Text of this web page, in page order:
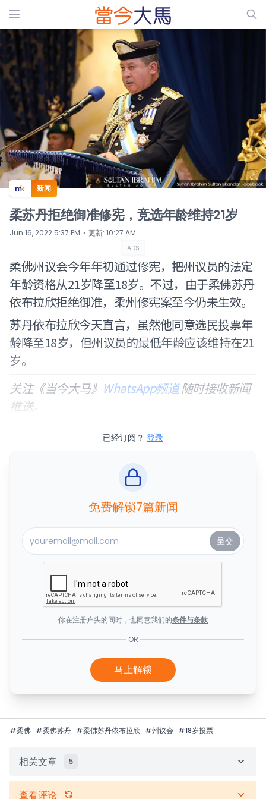
ADS
新闻
柔苏丹拒绝御准修宪，竞选年龄维持21岁
Jun 16, 2022 5:37 PM ⋅ 更新: 10:27 AM
ADS
柔佛州议会今年年初通过修宪，把州议员的法定
年龄资格从21岁降至18岁。不过，由于柔佛苏丹
依布拉欣拒绝御准，柔州修宪案至今仍未生效。
苏丹依布拉欣今天直言，虽然他同意选民投票年
龄降至18岁，但州议员的最低年龄应该维持在21
岁。
关注《当今大马》 WhatsApp频道随时接收新闻
推送。
已经订阅？ 登录
免费解锁7篇新闻
你在注册户头的同时，也同意我们的条件与条款
OR
马上解锁
#柔佛 #柔佛苏丹 #柔佛苏丹依布拉欣 #州议会 #18岁投票
相关文章 5
查看评论